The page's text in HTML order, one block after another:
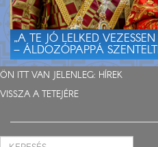
„A TE JÓ LELKED
– ÁLDOZÓPAPPÁ
ÖN ITT VAN JELENLEG: HÍREK
VISSZA A TETEJÉRE